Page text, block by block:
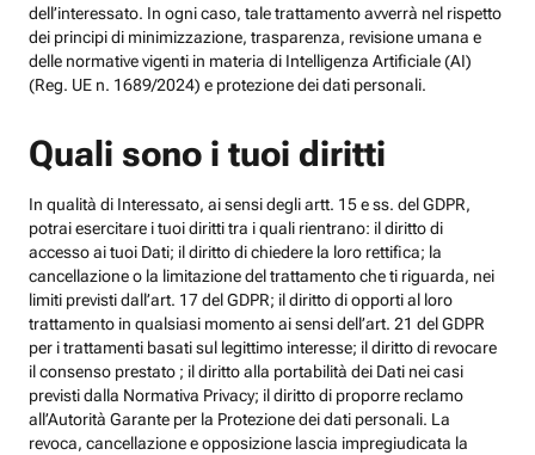
dell’interessato. In ogni caso, tale trattamento avverrà nel rispetto
dei principi di minimizzazione, trasparenza, revisione umana e
delle normative vigenti in materia di Intelligenza Artificiale (AI)
(Reg. UE n. 1689/2024) e protezione dei dati personali.
Quali sono i tuoi diritti
In qualità di Interessato, ai sensi degli artt. 15 e ss. del GDPR,
potrai esercitare i tuoi diritti tra i quali rientrano: il diritto di
accesso ai tuoi Dati; il diritto di chiedere la loro rettifica; la
cancellazione o la limitazione del trattamento che ti riguarda, nei
limiti previsti dall’art. 17 del GDPR; il diritto di opporti al loro
trattamento in qualsiasi momento ai sensi dell’art. 21 del GDPR
per i trattamenti basati sul legittimo interesse; il diritto di revocare
il consenso prestato ; il diritto alla portabilità dei Dati nei casi
previsti dalla Normativa Privacy; il diritto di proporre reclamo
all’Autorità Garante per la Protezione dei dati personali. La
revoca, cancellazione e opposizione lascia impregiudicata la